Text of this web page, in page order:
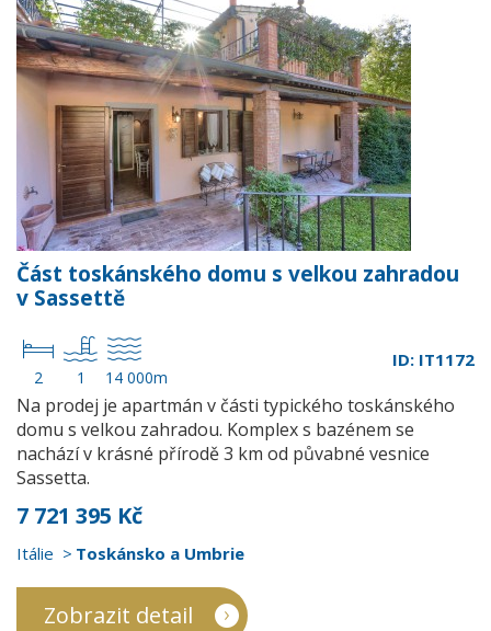
Část toskánského domu s velkou zahradou
v Sassettě
2 1 14 000m
ID: IT1172
Na prodej je apartmán v části typického toskánského
domu s velkou zahradou. Komplex s bazénem se
nachází v krásné přírodě 3 km od půvabné vesnice
Sassetta.
7 721 395 Kč
Itálie Toskánsko a Umbrie
Zobrazit detail